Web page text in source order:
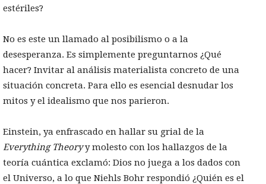
estériles?
No es este un llamado al posibilismo o a la
desesperanza. Es simplemente preguntarnos ¿Qué
hacer? Invitar al análisis materialista concreto de una
situación concreta. Para ello es esencial desnudar los
mitos y el idealismo que nos parieron.
Einstein, ya enfrascado en hallar su grial de la
Everything Theoryy molesto con los hallazgos de la
teoría cuántica exclamó: Dios no juega a los dados con
el Universo, a lo que Niehls Bohr respondió ¿Quién es el